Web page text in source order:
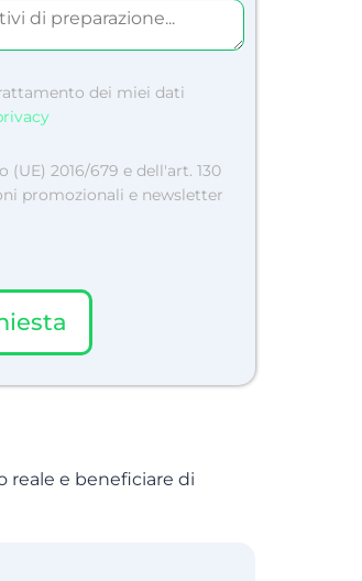
dei miei dati
2016/679 e dell'art. 130
promozionali e newsletter
reale e beneficiare di